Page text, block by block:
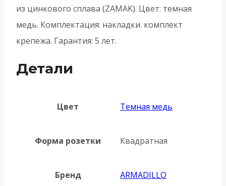
из цинкового сплава (ZAMAK). Цвет: темная
медь. Комплектация: накладки. комплект
крепежа. Гарантия: 5 лет.
Детали
Цвет Темная медь
Форма розетки Квадратная
Бренд ARMADILLO